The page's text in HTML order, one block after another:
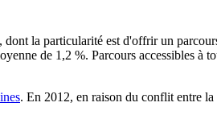
la particularité est d'offrir un
de 1,2 %. Parcours accessibles à
. En 2012, en raison du conflit entre